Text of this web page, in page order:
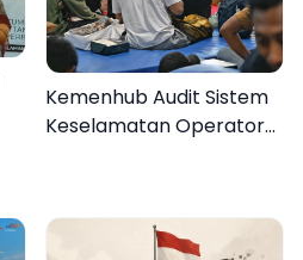
Kemenhub Audit Sistem
Keselamatan Operator